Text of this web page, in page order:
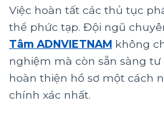
Việc hoàn tất các thủ tục
thể phức tạp. Đội ngũ
Tâm ADNVIETNAM không
nghiệm mà còn sẵn sàng tư
hoàn thiện hồ sơ một cách
chính xác nhất.